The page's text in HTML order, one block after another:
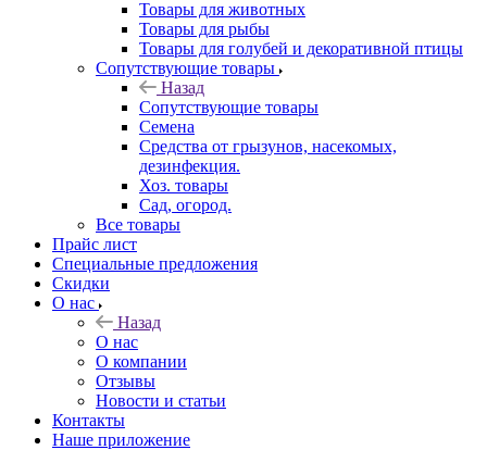
Товары для животных
Товары для рыбы
Товары для голубей и декоративной птицы
Сопутствующие товары
Назад
Сопутствующие товары
Семена
Средства от грызунов, насекомых,
дезинфекция.
Хоз. товары
Сад, огород.
Все товары
Прайс лист
Специальные предложения
Скидки
О нас
Назад
О нас
О компании
Отзывы
Новости и статьи
Контакты
Наше приложение